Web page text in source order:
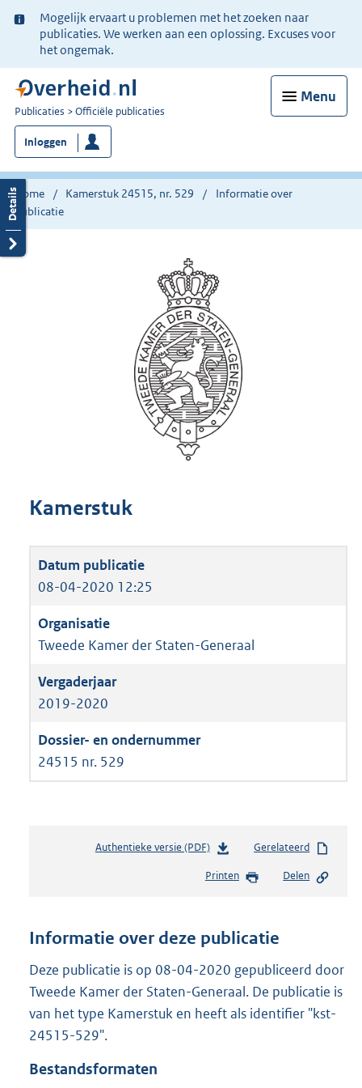
Ter
informatie:
Mogelijk ervaart u problemen met het zoeken naar
publicaties. We werken aan een oplossing. Excuses voor
het ongemak.
Menu
U
bent
nu
hier:
Publicaties Officiële publicaties
Inloggen
Home Kamerstuk 24515, nr. 529
Informatie over
publicatie
Kamerstuk
08-04-2020 12:25
Tweede Kamer der Staten-Generaal
2019-2020
24515 nr. 529
Authentieke versie (PDF)b
s
n
s
r
o
Gerelateerd
Printen Delen
Informatie over deze publicatie
Deze publicatie is op 08-04-2020 gepubliceerd door
Tweede Kamer der Staten-Generaal. De publicatie is
van het type Kamerstuk en heeft als identifier "kst-
24515-529".
Bestandsformaten